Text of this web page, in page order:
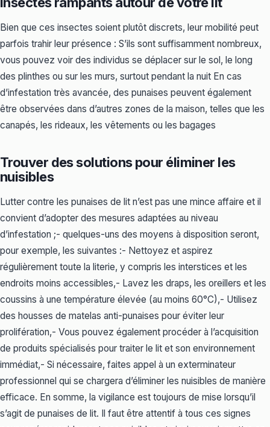
Bien que ces insectes soient plutôt discrets, leur mobilité peut
parfois trahir leur présence : S’ils sont suffisamment nombreux,
vous pouvez voir des individus se déplacer sur le sol, le long
des plinthes ou sur les murs, surtout pendant la nuit En cas
d’infestation très avancée, des punaises peuvent également
être observées dans d’autres zones de la maison, telles que les
canapés, les rideaux, les vêtements ou les bagages
Trouver des solutions pour éliminer les
nuisibles
Lutter contre les punaises de lit n’est pas une mince affaire et il
convient d’adopter des mesures adaptées au niveau
d’infestation ;- quelques-uns des moyens à disposition seront,
pour exemple, les suivantes :- Nettoyez et aspirez
régulièrement toute la literie, y compris les interstices et les
endroits moins accessibles,- Lavez les draps, les oreillers et les
coussins à une température élevée (au moins 60°C),- Utilisez
des housses de matelas anti-punaises pour éviter leur
prolifération,- Vous pouvez également procéder à l’acquisition
de produits spécialisés pour traiter le lit et son environnement
immédiat,- Si nécessaire, faites appel à un exterminateur
professionnel qui se chargera d’éliminer les nuisibles de manière
efficace. En somme, la vigilance est toujours de mise lorsqu’il
s’agit de punaises de lit. Il faut être attentif à tous ces signes